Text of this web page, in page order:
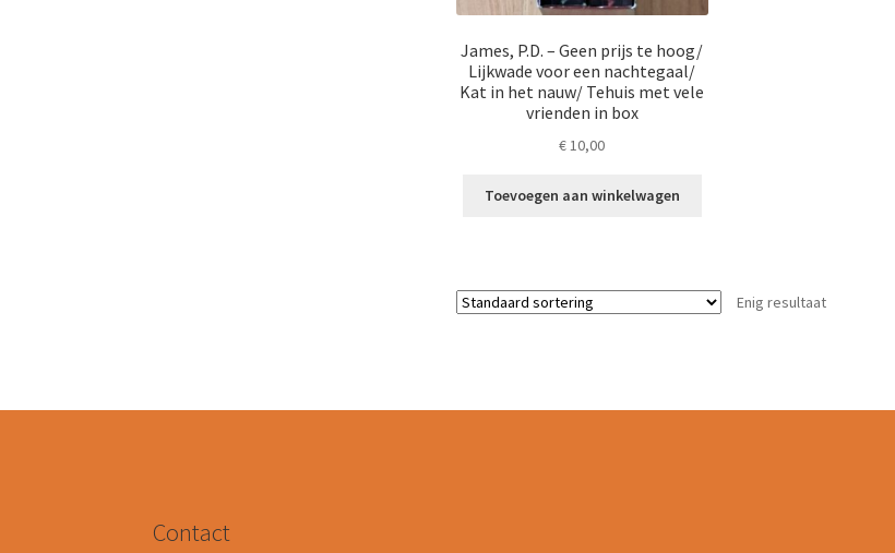
James, P.D. – Geen prijs te hoog/
Lijkwade voor een nachtegaal/
Kat in het nauw/ Tehuis met vele
vrienden in box
€ 10,00
Toevoegen aan winkelwagen
Enig resultaat
Contact